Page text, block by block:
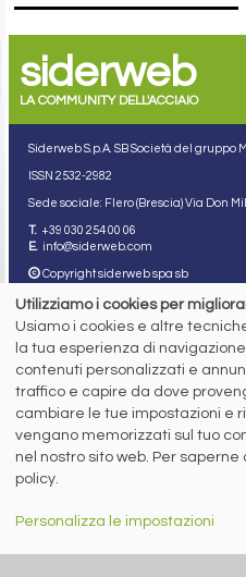
siderweb
LA COMMUNITY DELL'ACCIAIO
Siderweb S.p.A. SB Società del gruppo
ISSN 2532-2982
Sede sociale: Flero (Brescia) Via Don
T. +39 030 254 00 06
E. info@siderweb.com
Copyright siderweb spa sb
Privacy policy
Digital Services Act Policy
MENU
NEWS
SERVIZI
ABBONAMENTI
NEWSLETTER
Utilizziamo i cookies per
Usiamo i cookies e altre
la tua esperienza di
contenuti personalizzati e
traffico e capire da dove
cambiare le tue impostazioni e
vengano memorizzati sul tuo
nel nostro sito web. Per
policy.
Personalizza le impostazioni